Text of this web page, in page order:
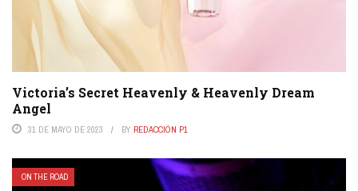
Victoria’s Secret Heavenly & Heavenly Dream
Angel
31 DE MAYO DE 2023 BY REDACCIÓN P1
ON THE ROAD